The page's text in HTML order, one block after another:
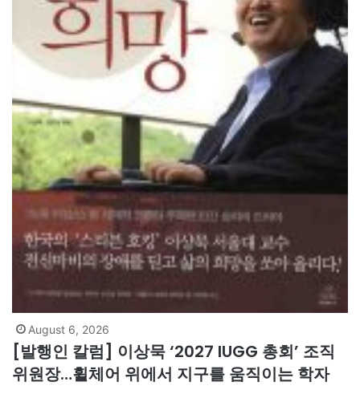
August 6, 2026
[발행인 칼럼] 이상묵 ‘2027 IUGG 총회’ 조직
위원장…휠체어 위에서 지구를 움직이는 학자